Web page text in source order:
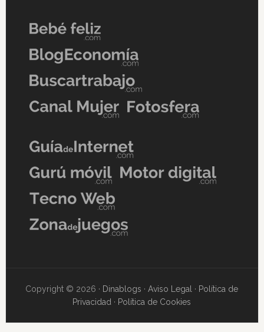
Copyright © 2026 · Dinablogs ·Aviso Legal · Política de
Privacidad · Política de Cookies